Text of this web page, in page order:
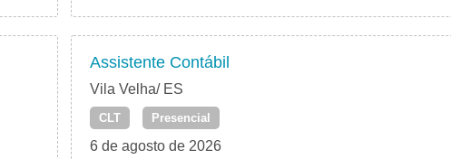
Assistente Contábil
Vila Velha/ ES
CLT Presencial
6 de agosto de 2026